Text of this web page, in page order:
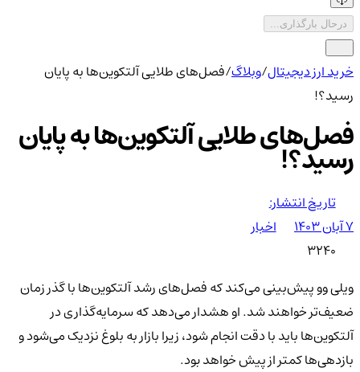
درحال بارگذاری...
خرید ارز دیجیتال/وبلاگ/فصل‌های طلایی آلتکوین‌ها به پایان
رسید؟!
فصل‌های طلایی آلتکوین‌ها به پایان
رسید؟!
تاریخ انتشار:
۷ آبان ۱۴۰۳
اخبار
3240
ویلی وو پیش‌بینی می‌کند که فصل‌های رشد آلتکوین‌ها با گذر زمان
ضعیف‌تر خواهند شد. او هشدار می‌دهد که سرمایه‌گذاری در
آلتکوین‌ها باید با دقت انجام شود، زیرا بازار به بلوغ نزدیک می‌شود و
بازدهی‌ها کمتر از پیش خواهد بود.